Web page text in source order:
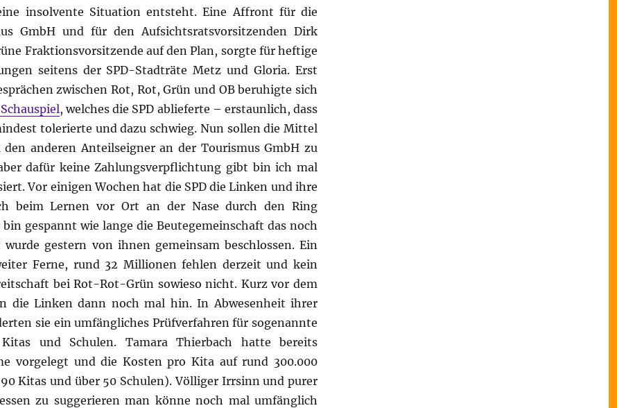
insolvente Situation entsteht. Eine Affront für die
GmbH und für den Aufsichtsratsvorsitzenden Dirk
Fraktionsvorsitzende auf den Plan, sorgte für heftige
seitens der SPD-Stadträte Metz und Gloria. Erst
zwischen Rot, Rot, Grün und OB beruhigte sich
, welches die SPD ablieferte – erstaunlich, dass
tolerierte und dazu schwieg. Nun sollen die Mittel
anderen Anteilseigner an der Tourismus GmbH zu
dafür keine Zahlungsverpflichtung gibt bin ich mal
Vor einigen Wochen hat die SPD die Linken und ihre
beim Lernen vor Ort an der Nase durch den Ring
gespannt wie lange die Beutegemeinschaft das noch
gestern von ihnen gemeinsam beschlossen. Ein
Ferne, rund 32 Millionen fehlen derzeit und kein
bei Rot-Rot-Grün sowieso nicht. Kurz vor dem
die Linken dann noch mal hin. In Abwesenheit ihrer
sie ein umfängliches Prüfverfahren für sogenannte
und Schulen. Tamara Thierbach hatte bereits
vorgelegt und die Kosten pro Kita auf rund 300.000
Kitas und über 50 Schulen). Völliger Irrsinn und purer
zu suggerieren man könne noch mal umfänglich